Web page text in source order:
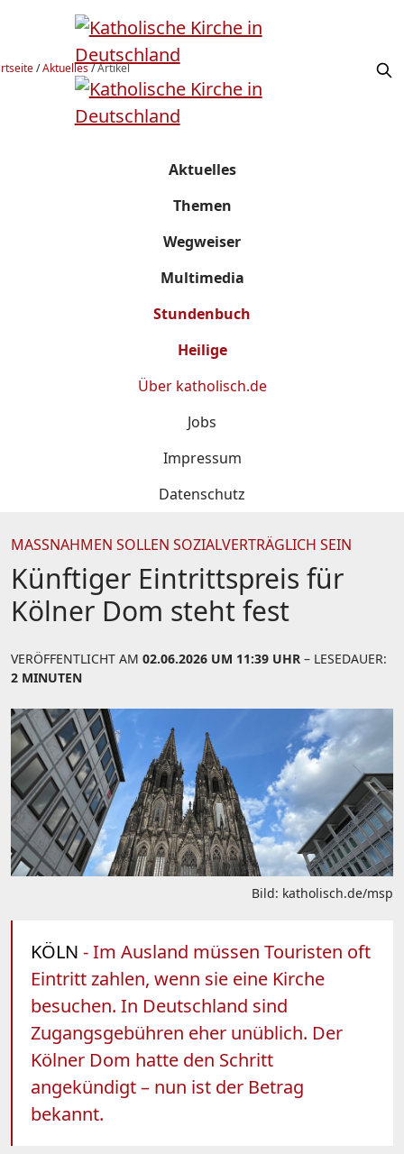
/Aktuelles/Artikel
Aktuelles
Themen
Wegweiser
Multimedia
Stundenbuch
Heilige
Über katholisch.de
Jobs
Impressum
Datenschutz
MASSNAHMEN SOLLEN SOZIALVERTRÄGLICH SEIN
Künftiger Eintrittspreis für
Kölner Dom steht fest
VERÖFFENTLICHT AM 02.06.2026 UM 11:39 UHR – LESEDAUER:
2 MINUTEN
Bild: katholisch.de/msp
KÖLN - Im Ausland müssen Touristen oft
Eintritt zahlen, wenn sie eine Kirche
besuchen. In Deutschland sind
Zugangsgebühren eher unüblich. Der
Kölner Dom hatte den Schritt
angekündigt – nun ist der Betrag
bekannt.